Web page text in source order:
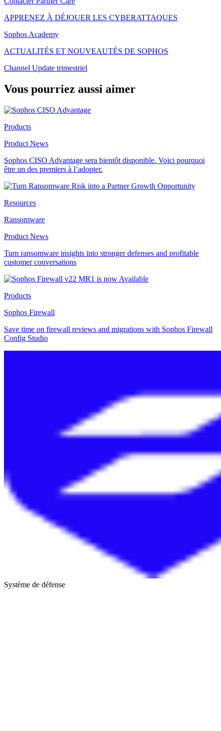
APPRENEZ À DÉJOUER LES CYBERATTAQUES
Sophos Academy
ACTUALITÉS ET NOUVEAUTÉS DE SOPHOS
Channel Update trimestriel
Vous pourriez aussi aimer
Products
Product News
Sophos CISO Advantage sera bientôt disponible. Voici pourquoi
être un des premiers à l’adopter.
Resources
Ransomware
Product News
Turn ransomware insights into stronger defenses and profitable
customer conversations
Products
Sophos Firewall
Save time on firewall reviews and migrations with Sophos Firewall
Config Studio
Système de défense